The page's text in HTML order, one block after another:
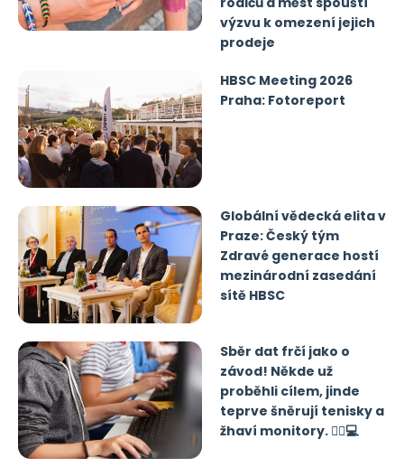
výzvu k omezení jejich
prodeje
HBSC Meeting 2026
Praha: Fotoreport
Globální vědecká elita v
Praze: Český tým
Zdravé generace hostí
mezinárodní zasedání
sítě HBSC
Sběr dat frčí jako o
závod! Někde už
proběhli cílem, jinde
teprve šněrují tenisky a
žhaví monitory. 🏃‍♂️💻